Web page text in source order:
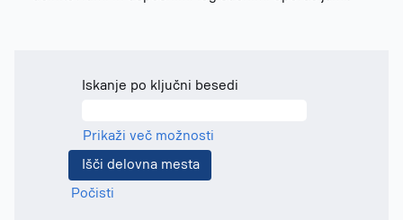
Iskanje po ključni besedi
Prikaži več možnosti
Počisti